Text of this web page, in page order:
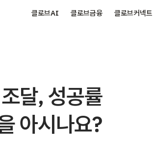
클로브AI 클로브금융 클로브커넥트
달, 성공률
아시나요?